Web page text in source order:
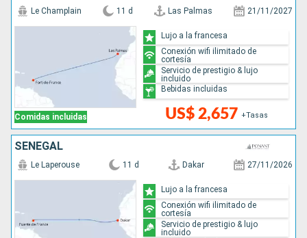
Comidas incluidas
Le Champlain 11 d Las Palmas 21/11/2027
US$ 2,657 +Tasas
Lujo a la francesa
Conexión wifi ilimitado de
cortesía
Servicio de prestigio & lujo
incluido
Bebidas incluidas
SENEGAL
Le Laperouse 11 d Dakar 27/11/2026
Lujo a la francesa
Conexión wifi ilimitado de
cortesía
Servicio de prestigio & lujo
incluido